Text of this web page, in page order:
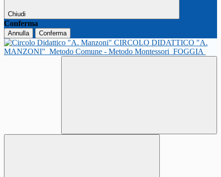
Chiudi
Conferma
Annulla Conferma
CIRCOLO DIDATTICO "A.
MANZONI" Metodo Comune - Metodo Montessori FOGGIA